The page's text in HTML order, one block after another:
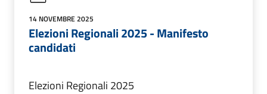
14 NOVEMBRE 2025
Elezioni Regionali 2025 - Manifesto
candidati
Elezioni Regionali 2025